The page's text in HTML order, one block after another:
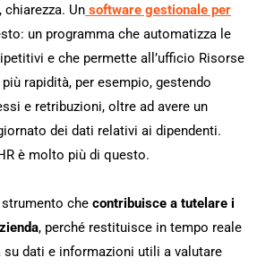
chiarezza. Un software gestionale per
un programma che automatizza le
e che permette all’ufficio Risorse
rapidità, per esempio, gestendo
e retribuzioni, oltre ad avere un
dei dati relativi ai dipendenti.
è molto più di questo.
che contribuisce a tutelare i
, perché restituisce in tempo reale
su dati e informazioni utili a valutare